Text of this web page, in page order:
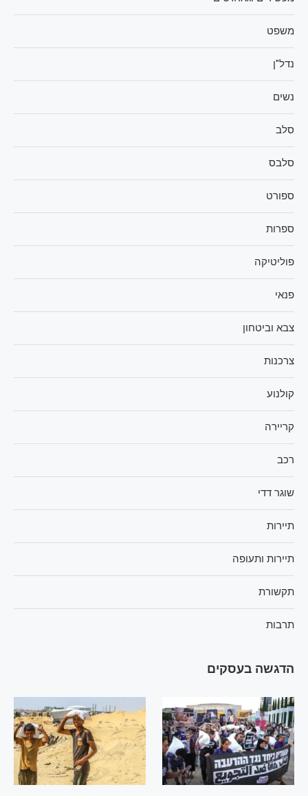
משפט
נדל"ן
נשים
סלב
סלבס
ספורט
ספרות
פוליטיקה
פנאי
צבא וביטחון
צרכנות
קולנוע
קריירה
רכב
שוגר דדי
תיירות
תיירות ותעופה
תקשורת
תרבות
הדגשה בעסקים